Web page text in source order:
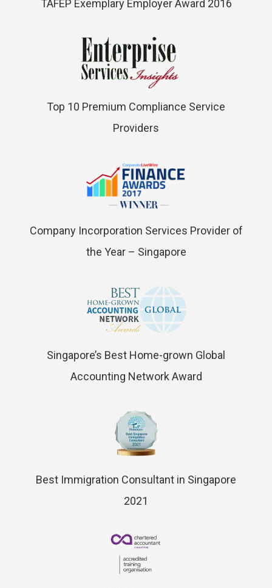
TAFEP Exemplary Employer Award 2016
Top 10 Premium Compliance Service
Providers
Company Incorporation Services Provider of
the Year – Singapore
Singapore’s Best Home-grown Global
Accounting Network Award
Best Immigration Consultant in Singapore
2021